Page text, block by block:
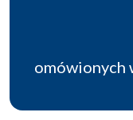
omówionych